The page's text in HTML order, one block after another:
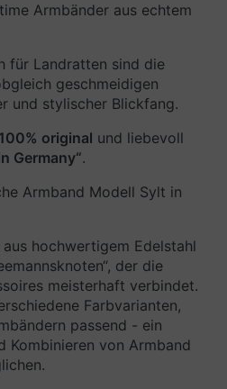
Armbänder aus echtem
für Landratten sind die
geschmeidigen
und stylischer Blickfang.
100% original und liebevoll
Germany“.
Armband Modell Sylt in
hochwertigem Edelstahl
der die
meisterhaft verbindet.
Farbvarianten,
passend - ein
Kombinieren von Armband